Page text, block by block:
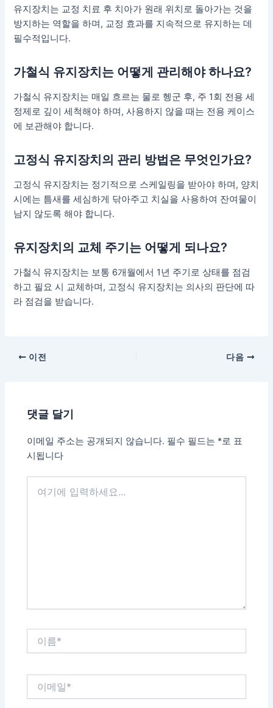
유지장치는 교정 치료 후 치아가 원래 위치로 돌아가는 것을
방지하는 역할을 하며, 교정 효과를 지속적으로 유지하는 데
필수적입니다.
가철식 유지장치는 어떻게 관리해야 하나요?
가철식 유지장치는 매일 흐르는 물로 헹군 후, 주 1회 전용 세
정제로 깊이 세척해야 하며, 사용하지 않을 때는 전용 케이스
에 보관해야 합니다.
고정식 유지장치의 관리 방법은 무엇인가요?
고정식 유지장치는 정기적으로 스케일링을 받아야 하며, 양치
시에는 틈새를 세심하게 닦아주고 치실을 사용하여 잔여물이
남지 않도록 해야 합니다.
유지장치의 교체 주기는 어떻게 되나요?
가철식 유지장치는 보통 6개월에서 1년 주기로 상태를 점검
하고 필요 시 교체하며, 고정식 유지장치는 의사의 판단에 따
라 점검을 받습니다.
이전 다음
댓글 달기
이메일 주소는 공개되지 않습니다. 필수 필드는 *로 표
시됩니다